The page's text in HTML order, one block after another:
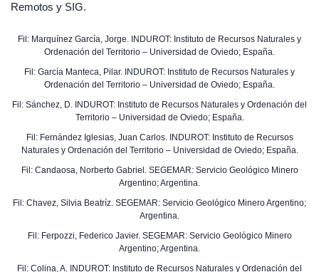
Remotos y SIG.
Fil: Marquínez García, Jorge. INDUROT: Instituto de Recursos Naturales y
Ordenación del Territorio – Universidad de Oviedo; España.
Fil: García Manteca, Pilar. INDUROT: Instituto de Recursos Naturales y
Ordenación del Territorio – Universidad de Oviedo; España.
Fil: Sánchez, D. INDUROT: Instituto de Recursos Naturales y Ordenación del
Territorio – Universidad de Oviedo; España.
Fil: Fernández Iglesias, Juan Carlos. INDUROT: Instituto de Recursos
Naturales y Ordenación del Territorio – Universidad de Oviedo; España.
Fil: Candaosa, Norberto Gabriel. SEGEMAR: Servicio Geológico Minero
Argentino; Argentina.
Fil: Chavez, Silvia Beatríz. SEGEMAR: Servicio Geológico Minero Argentino;
Argentina.
Fil: Ferpozzi, Federico Javier. SEGEMAR: Servicio Geológico Minero
Argentino; Argentina.
Fil: Colina, A. INDUROT: Instituto de Recursos Naturales y Ordenación del